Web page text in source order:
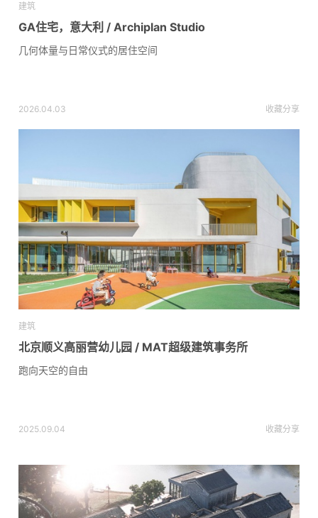
建筑
GA住宅，意大利 / Archiplan Studio
几何体量与日常仪式的居住空间
2026.04.03 收藏分享
建筑
北京顺义高丽营幼儿园 / MAT超级建筑事务所
跑向天空的自由
2025.09.04 收藏分享